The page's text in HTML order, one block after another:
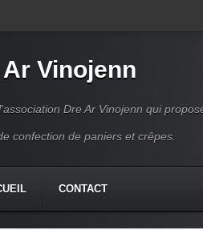
Ar Vinojenn
Dre Ar Vinojenn qui
confection de paniers et crêpes.
CONTACT